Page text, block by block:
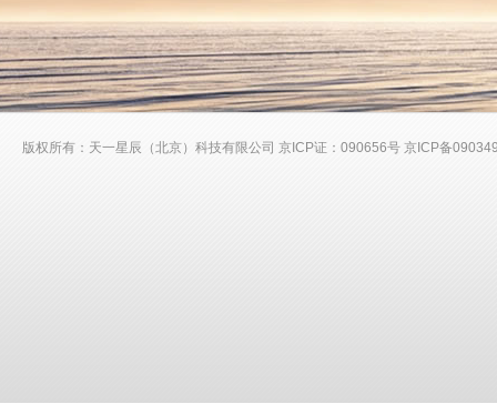
版权所有：天一星辰（北京）科技有限公司 京ICP证：090656号 京ICP备